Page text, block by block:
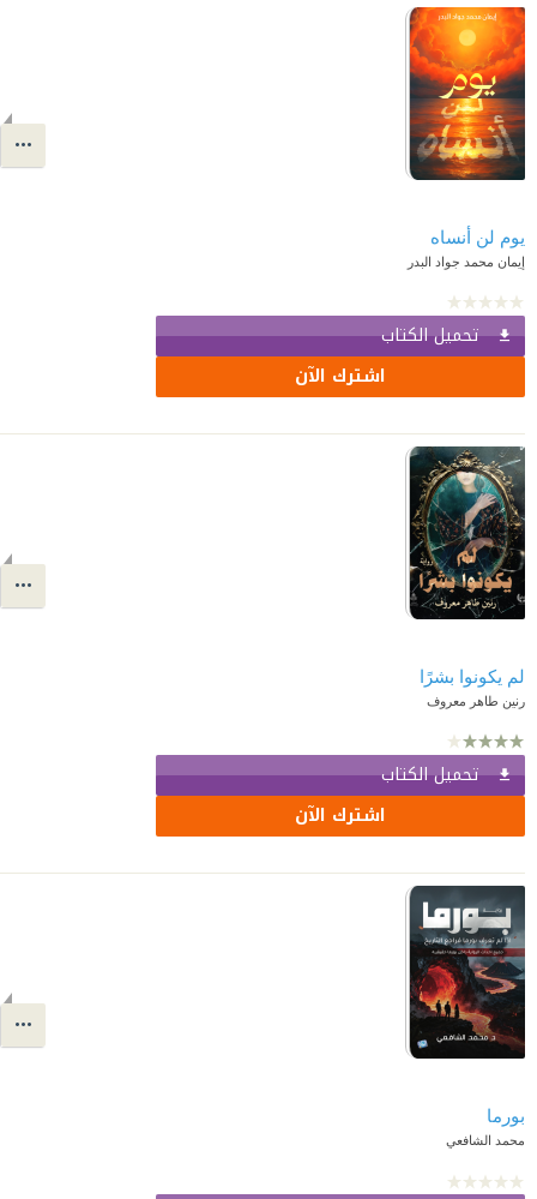
يوم لن أنساه
إيمان محمد جواد البدر
تحميل الكتاب
اشترك الآن
رنين طاهر معروف
تحميل الكتاب
اشترك الآن
بورما
محمد الشافعي